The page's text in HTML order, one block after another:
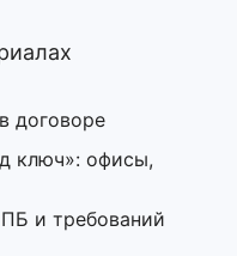
договоре
ключ»: офисы,
и требований